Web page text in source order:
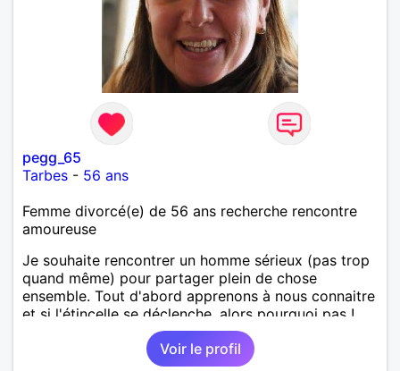
pegg_65
Tarbes - 56 ans
Femme divorcé(e) de 56 ans recherche rencontre
amoureuse
Je souhaite rencontrer un homme sérieux (pas trop
quand même) pour partager plein de chose
ensemble. Tout d'abord apprenons à nous connaitre
et si l'étincelle se déclenche, alors pourquoi pas !
Voir le profil